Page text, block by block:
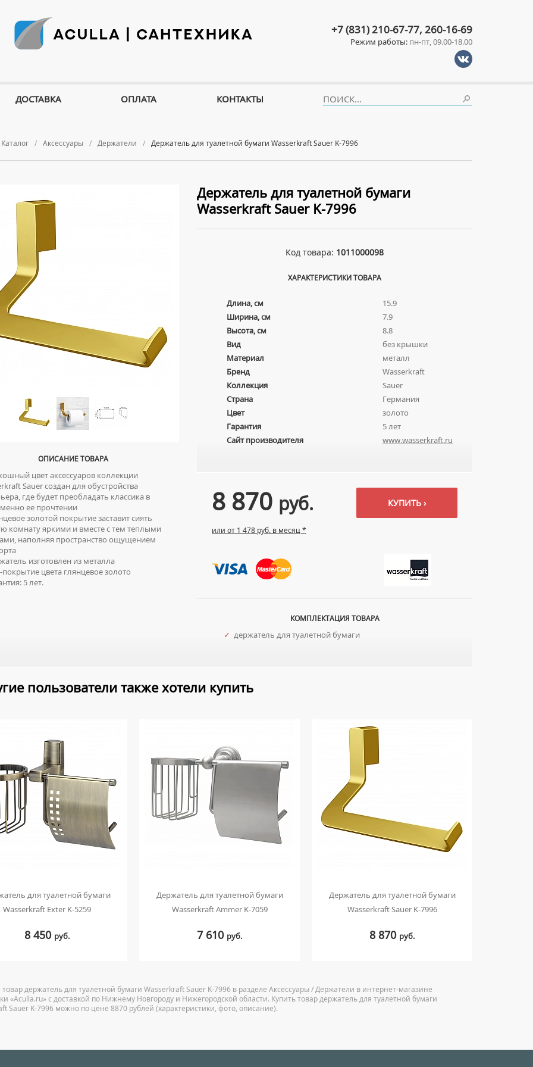
Каталог Аксессуары Держатели Держатель для туалетной бумаги Wasserkraft Sauer K-7996
ОПИСАНИЕ ТОВАРА
цвет аксессуаров коллекции
Sauer создан для обустройства
где будет преобладать классика в
ее прочтении
золотой покрытие заставит сиять
комнату яркими и вместе с тем теплыми
наполняя пространство ощущением
изготовлен из металла
покрытие цвета глянцевое золото
5 лет.
Держатель для туалетной бумаги
Wasserkraft Sauer K-7996
Код товара: 1011000098
ХАРАКТЕРИСТИКИ ТОВАРА
Длина, см
15.9
Ширина, см
7.9
Высота, см
8.8
Вид
без крышки
Материал
металл
Бренд
Wasserkraft
Коллекция
Sauer
Страна
Германия
Цвет
золото
Гарантия
5 лет
Сайт производителя
www.wasserkraft.ru
8 870 руб.
или от 1 478 руб. в месяц *
КУПИТЬ ›
КОМПЛЕКТАЦИЯ ТОВАРА
✓ держатель для туалетной бумаги
пользователи также хотели купить
для туалетной бумаги
Wasserkraft Exter K-5259
8 450 руб.
Держатель для туалетной бумаги
Wasserkraft Ammer K-7059
7 610 руб.
Держатель для туалетной бумаги
Wasserkraft Sauer K-7996
8 870 руб.
держатель для туалетной бумаги Wasserkraft Sauer K-7996 в разделе Аксессуары / Держатели в интернет-магазине
«Aculla.ru» с доставкой по Нижнему Новгороду и Нижегородской области. Купить товар держатель для туалетной бумаги
Sauer K-7996 можно по цене 8870 рублей (характеристики, фото, описание).
+7 (831) 210-67-77, 260-16-69
Режим работы: пн-пт, 09.00-18.00
ДОСТАВКА ОПЛАТА КОНТАКТЫ